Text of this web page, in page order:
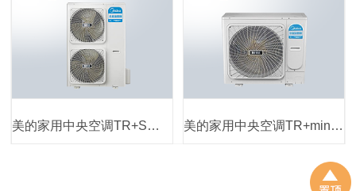
美的家用中央空调TR+S系列 美的家用中央空调TR+mini系列